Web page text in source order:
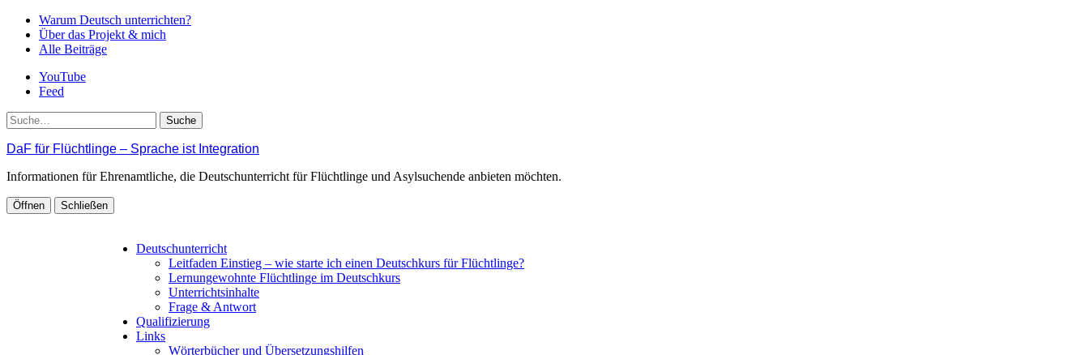
Warum Deutsch unterrichten?
Über das Projekt & mich
Alle Beiträge
YouTube
Feed
Suche
DaF für Flüchtlinge – Sprache ist Integration
Informationen für Ehrenamtliche, die Deutschunterricht für Flüchtlinge und Asylsuchende anbieten möchten.
Öffnen Schließen
Deutschunterricht
Leitfaden Einstieg – wie starte ich einen Deutschkurs für Flüchtlinge?
Lernungewohnte Flüchtlinge im Deutschkurs
Unterrichtsinhalte
Frage & Antwort
Qualifizierung
Links
Wörterbücher und Übersetzungshilfen